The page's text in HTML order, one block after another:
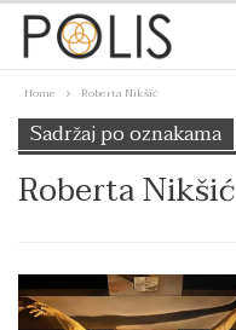
Home Roberta Nikšić
Sadržaj po oznakama
Roberta Nikšić